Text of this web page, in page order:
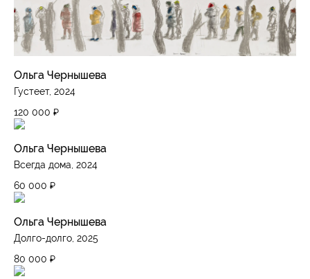
Ольга Чернышева
Густеет, 2024
120 000 ₽
Ольга Чернышева
Всегда дома, 2024
60 000 ₽
Ольга Чернышева
Долго-долго, 2025
80 000 ₽